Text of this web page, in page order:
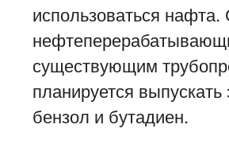
использоваться
существующим
планируется
бензол и бутадиен.